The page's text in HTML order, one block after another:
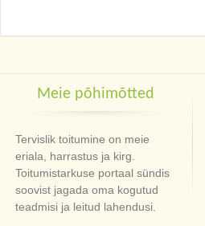
Meie põhimõtted
Tervislik toitumine on meie
eriala, harrastus ja kirg.
Toitumistarkuse portaal sündis
soovist jagada oma kogutud
teadmisi ja leitud lahendusi.